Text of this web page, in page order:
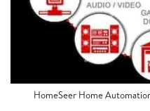
HomeSeer Home